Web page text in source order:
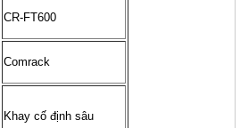
CR-FT600
Comrack
Khay cố định sâu